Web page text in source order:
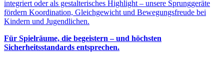
integriert oder als gestalterisches Highlight – unsere Sprunggeräte
fördern Koordination, Gleichgewicht und Bewegungsfreude bei
Kindern und Jugendlichen.
Für Spielräume, die begeistern – und höchsten
Sicherheitsstandards entsprechen.